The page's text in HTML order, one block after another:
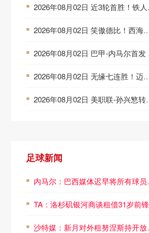
■ 2026年08月02日 近3轮首胜！铁人3-1送申花中超3连败 热菲尼奥双响 邦本宜裕传射
■ 2026年08月02日 笑傲德比！西海岸2-0送海牛联赛4连败 海牛仍垫底西海岸升至第二
■ 2026年08月02日 巴甲-内马尔首发 桑托斯0-0瑞模贝雷
■ 2026年08月02日 无缘七连胜！迈阿密2-2哥伦布 苏牙传射卡塞米罗乌龙梅西替补登场
■ 2026年08月02日 美职联-孙兴慜转身爆射&穆勒点射破门 温哥华白浪1-1洛杉矶
足球新闻
■ 内马尔：巴西媒体迟早将所有球员逼疯，不实言论会让球员心理崩溃
■ TA：洛杉矶银河商谈租借31岁前锋洛萨诺，球员薪资美职联第四高
■ 沙特媒：新月对外租努涅斯持开放态度，贝西克塔斯领跑但转会未定